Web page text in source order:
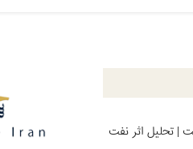
| تحلیل اثر نفت